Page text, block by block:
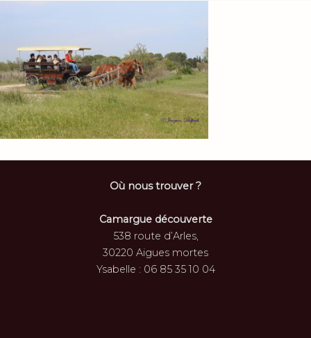
Où nous trouver ?
Camargue découverte
538 route d’Arles,
30220 Aigues mortes
Ysabelle : 06 85 35 10 04